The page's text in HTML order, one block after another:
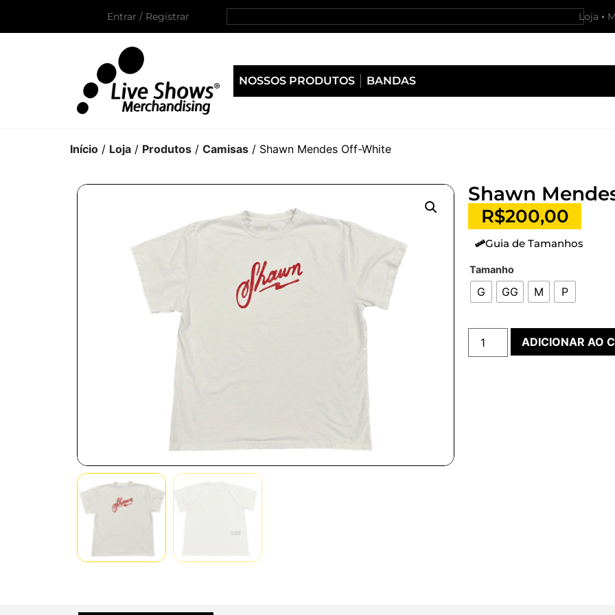
Entrar / Registrar Loja
NOSSOS PRODUTOS BANDAS
Início / Loja / Produtos / Camisas / Shawn Mendes Off-White
Shawn
R$200,00
Guia de Tamanhos
Tamanho
G GG M P
ADICIONAR AO